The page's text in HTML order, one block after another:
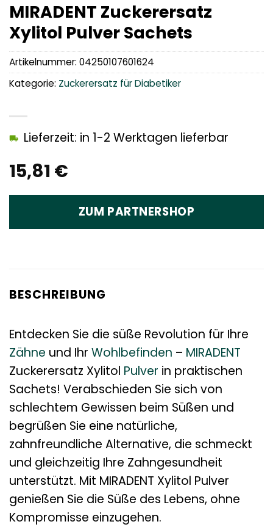
MIRADENT Zuckerersatz
Xylitol Pulver Sachets
15,81 €
Lieferzeit: in 1-2 Werktagen lieferbar
ZUM PARTNERSHOP
Artikelnummer: 04250107601624
Kategorie: Zuckerersatz für Diabetiker
BESCHREIBUNG
Entdecken Sie die süße Revolution für Ihre
Zähne und Ihr Wohlbefinden – MIRADENT
Zuckerersatz Xylitol Pulver in praktischen
Sachets! Verabschieden Sie sich von
schlechtem Gewissen beim Süßen und
begrüßen Sie eine natürliche,
zahnfreundliche Alternative, die schmeckt
und gleichzeitig Ihre Zahngesundheit
unterstützt. Mit MIRADENT Xylitol Pulver
genießen Sie die Süße des Lebens, ohne
Kompromisse einzugehen.